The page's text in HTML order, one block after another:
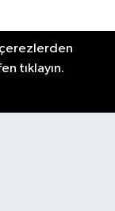
Spor
tıklayın.